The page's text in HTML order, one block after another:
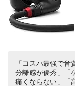
「コスパ最強で
分離感が優秀」「
痛くならない」「